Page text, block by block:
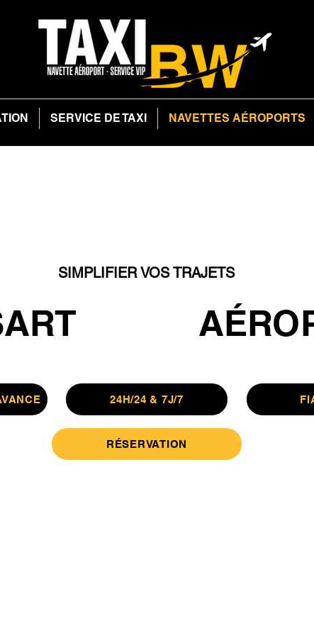
SERVICE DE TAXI NAVETTES AÉROPORTS
SIMPLIFIER VOS TRAJETS
24H/24 & 7J/7
RÉSERVATION